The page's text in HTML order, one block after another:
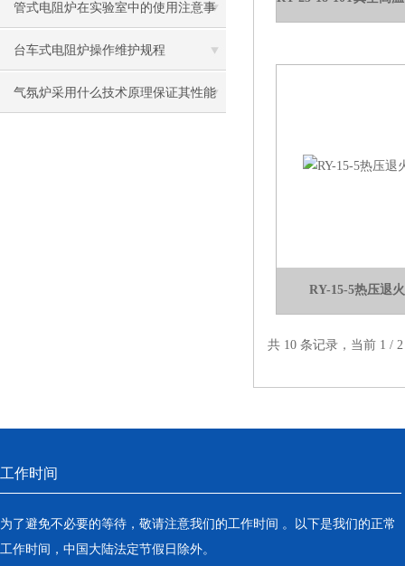
管式电阻炉在实验室中的使用注意事
项有哪些？
台车式电阻炉操作维护规程
气氛炉采用什么技术原理保证其性能
RY-15-5热压退
共 10 条记录，当前 1
工作时间
为了避免不必要的等待，敬请注意我们的工作时间 。以下是我们的正常
工作时间，中国大陆法定节假日除外。